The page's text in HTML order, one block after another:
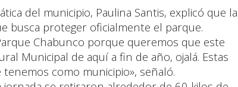
del municipio, Paulina Santis, explicó que la
busca proteger oficialmente el parque.
Chabunco porque queremos que este
Municipal de aquí a fin de año, ojalá. Estas
como municipio», señaló.